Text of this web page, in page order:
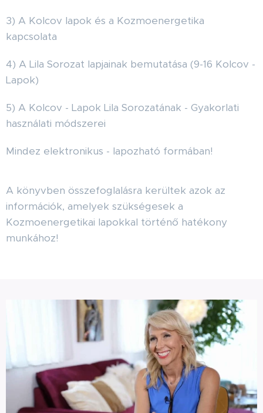
3) A Kolcov lapok és a Kozmoenergetika
kapcsolata
4) A Lila Sorozat lapjainak bemutatása (9-16 Kolcov -
Lapok)
5) A Kolcov - Lapok Lila Sorozatának - Gyakorlati
használati módszerei
Mindez elektronikus - lapozható formában!
A könyvben összefoglalásra kerültek azok az
információk, amelyek szükségesek a
Kozmoenergetikai lapokkal történő hatékony
munkához!